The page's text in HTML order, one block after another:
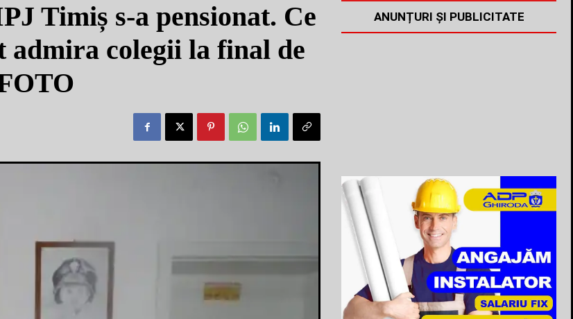
Timiș s-a pensionat. Ce
admira colegii la final de
ANUNȚURI ȘI PUBLICITATE